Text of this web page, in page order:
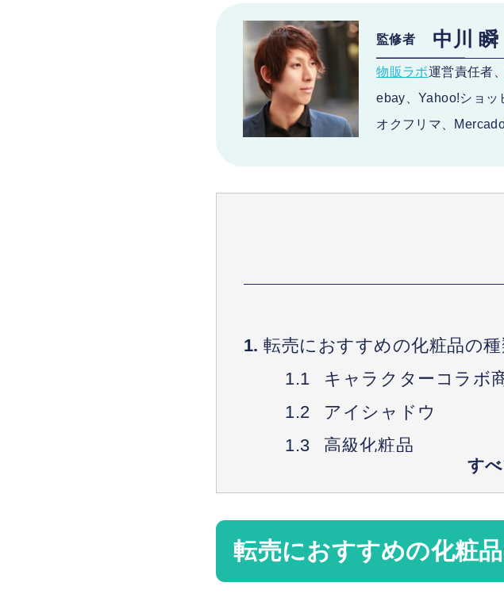
監修者 中川 瞬
物販ラボ運営責任者、
ebay、Yahoo!ショッ
オクフリマ、
転売におすすめの化粧品の
キャラクターコラボ
アイシャドウ
高級化粧品
転売向け化粧品の仕入先
ディスカウント店
メルカリ
転売におすすめの化粧